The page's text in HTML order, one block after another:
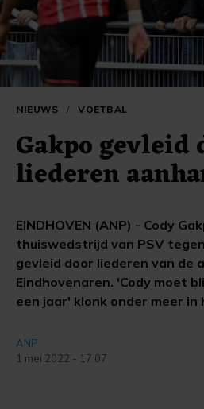
NIEUWS / VOETBAL
Gakpo gevleid
liederen
EINDHOVEN (ANP) - Cody
thuiswedstrijd van PSV
gevleid door liederen van de
Eindhovenaren. 'Cody moet
een jaar' klonk onder meer
ANP
1 mei 2022 - 17:07